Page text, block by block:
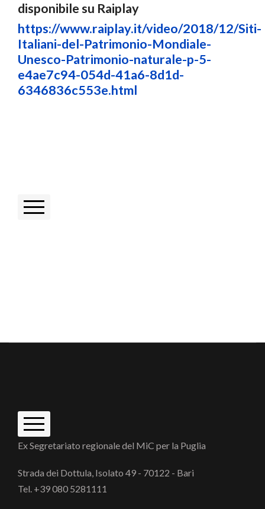
disponibile su Raiplay
https://www.raiplay.it/video/2018/12/Siti-
Italiani-del-Patrimonio-Mondiale-
Unesco-Patrimonio-naturale-p-5-
e4ae7c94-054d-41a6-8d1d-
6346836c553e.html
Home
Bandi e gare
privacy-note legali
Ex Segretariato regionale del MiC per la Puglia
Strada dei Dottula, Isolato 49 - 70122 - Bari
Tel. +39 080 5281111